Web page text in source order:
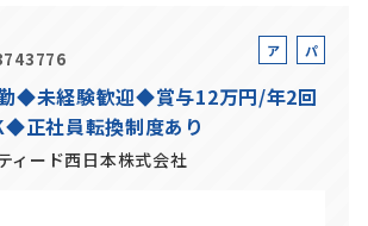
ア
バ
パ
ト
◆未経験歓迎◆賞与12万円/年2回
正社員転換制度あり
ィード西日本株式会社